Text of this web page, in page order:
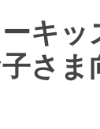
ーキ
さま